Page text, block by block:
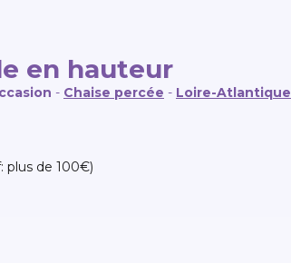
en hauteur
- Chaise percée - Loire-Atlantique
plus de 100€)